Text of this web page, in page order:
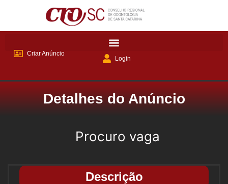
Criar Anúncio
Login
Detalhes do Anúncio
Procuro vaga
Descrição